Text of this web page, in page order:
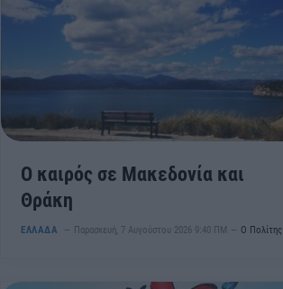
Ο καιρός σε Μακεδονία και
Θράκη
ΕΛΛΑΔΑ Παρασκευή, 7 Αυγούστου 2026 9:40 ΠΜ Ο Πολίτης